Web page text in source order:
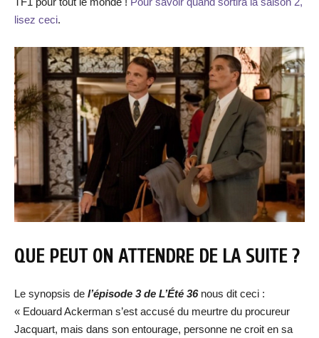
lisez ceci.
QUE PEUT ON ATTENDRE DE LA SUITE ?
Le synopsis de l’épisode 3 de L’Été 36nous dit ceci :
« Edouard Ackerman s’est accusé du meurtre du procureur
Jacquart, mais dans son entourage, personne ne croit en sa